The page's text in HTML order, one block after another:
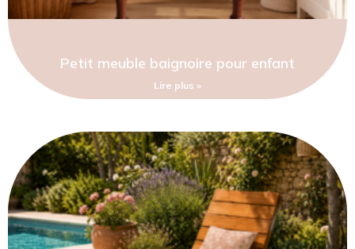
Petit meuble baignoire pour enfant
Lire plus »